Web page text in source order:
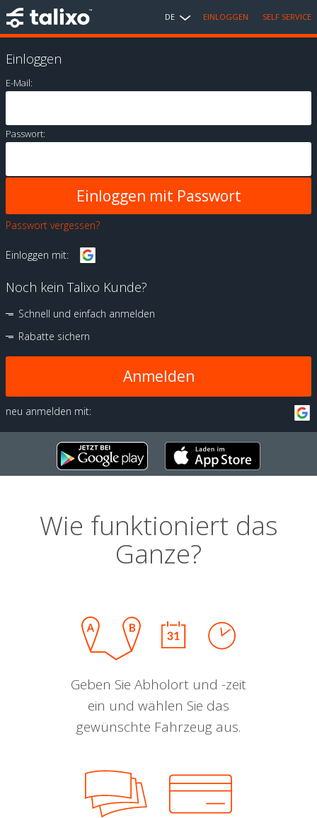
DE EINLOGGEN SELF SERVICE
Einloggen
E-Mail:
Passwort:
Passwort vergessen?
Einloggen mit:
Noch kein Talixo Kunde?
Schnell und einfach anmelden
Rabatte sichern
Anmelden
neu anmelden mit:
Wie funktioniert das
Ganze?
Geben Sie Abholort und -zeit
ein und wählen Sie das
gewünschte Fahrzeug aus.